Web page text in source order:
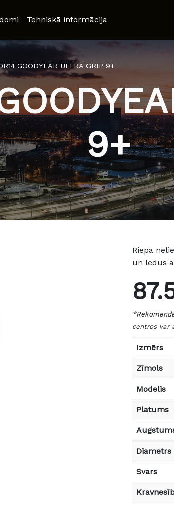
Tehniskā informācija
GOODYEAR ULTRA GRIP 9+
9+
Riepa
un ledus
centros var
Izmērs
Zīmols
Modelis
Platums
Diametrs
Svars